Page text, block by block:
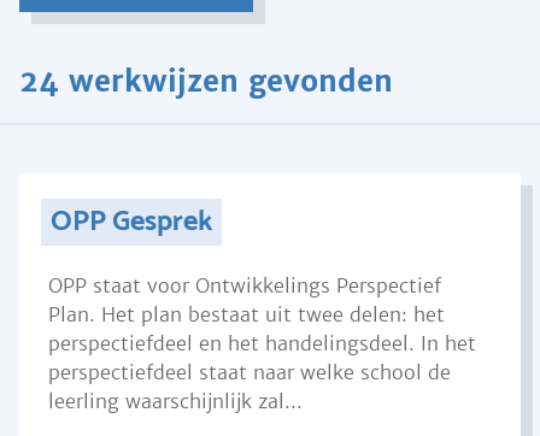
24 werkwijzen gevonden
OPP Gesprek
OPP staat voor Ontwikkelings Perspectief
Plan. Het plan bestaat uit twee delen: het
perspectiefdeel en het handelingsdeel. In het
perspectiefdeel staat naar welke school de
leerling waarschijnlijk zal...